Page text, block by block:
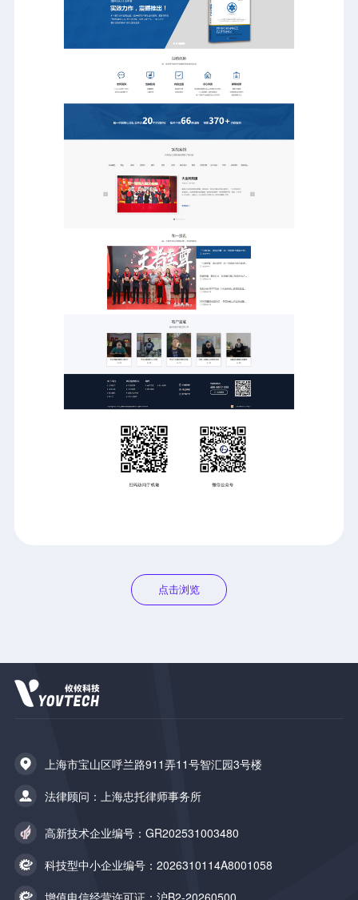
点击浏览
上海市宝山区呼兰路911弄11号智汇园3号楼
法律顾问：上海忠托律师事务所
高新技术企业编号：GR202531003480
科技型中小企业编号：2026310114A8001058
增值电信经营许可证：沪B2-20260500